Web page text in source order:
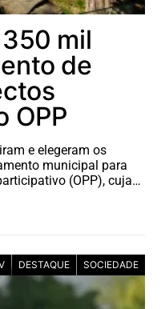
mil
de
OPP
e elegeram os
municipal para
(OPP), cuja…
DESTAQUE SOCIEDADE